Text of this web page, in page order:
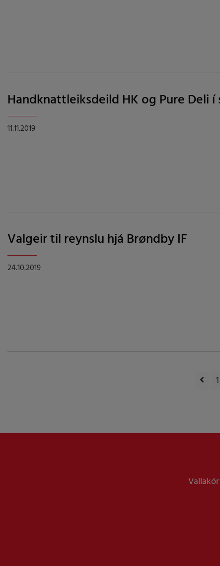
Handknattleiksdeild HK og Pure Deli
11.11.2019
Valgeir til reynslu hjá Brøndby IF
24.10.2019
1
Vallakór